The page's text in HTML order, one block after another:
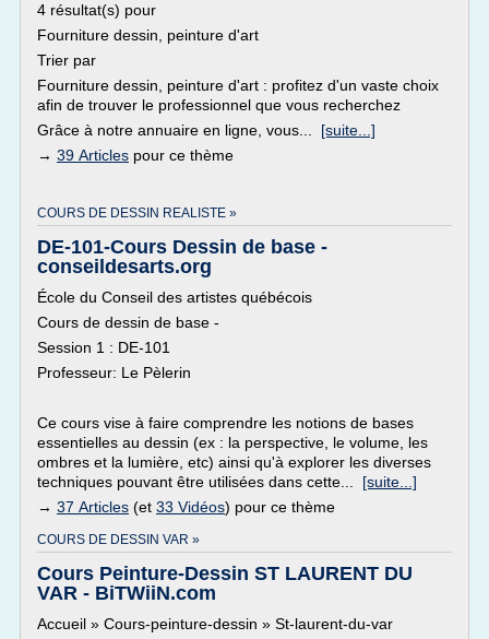
4 résultat(s) pour
Fourniture dessin, peinture d'art
Trier par
Fourniture dessin, peinture d'art : profitez d'un vaste choix
afin de trouver le professionnel que vous recherchez
Grâce à notre annuaire en ligne, vous... [suite...]
→ 39 Articles pour ce thème
COURS DE DESSIN REALISTE »
DE-101-Cours Dessin de base -
conseildesarts.org
École du Conseil des artistes québécois
Cours de dessin de base -
Session 1 : DE-101
Professeur: Le Pèlerin
Ce cours vise à faire comprendre les notions de bases
essentielles au dessin (ex : la perspective, le volume, les
ombres et la lumière, etc) ainsi qu'à explorer les diverses
techniques pouvant être utilisées dans cette... [suite...]
→ 37 Articles (et 33 Vidéos) pour ce thème
COURS DE DESSIN VAR »
Cours Peinture-Dessin ST LAURENT DU
VAR - BiTWiiN.com
Accueil » Cours-peinture-dessin » St-laurent-du-var